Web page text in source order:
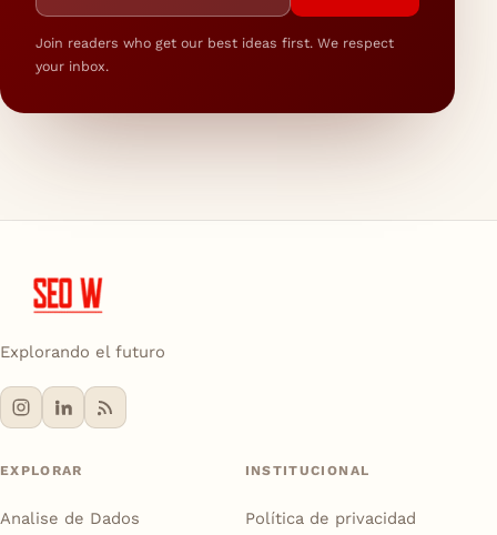
Join readers who get our best ideas first. We respect
your inbox.
Explorando el futuro
EXPLORAR
Analise de Dados
INSTITUCIONAL
Política de privacidad